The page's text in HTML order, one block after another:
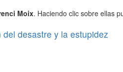
Moix. Haciendo clic sobre ellas
desastre y la estupidez